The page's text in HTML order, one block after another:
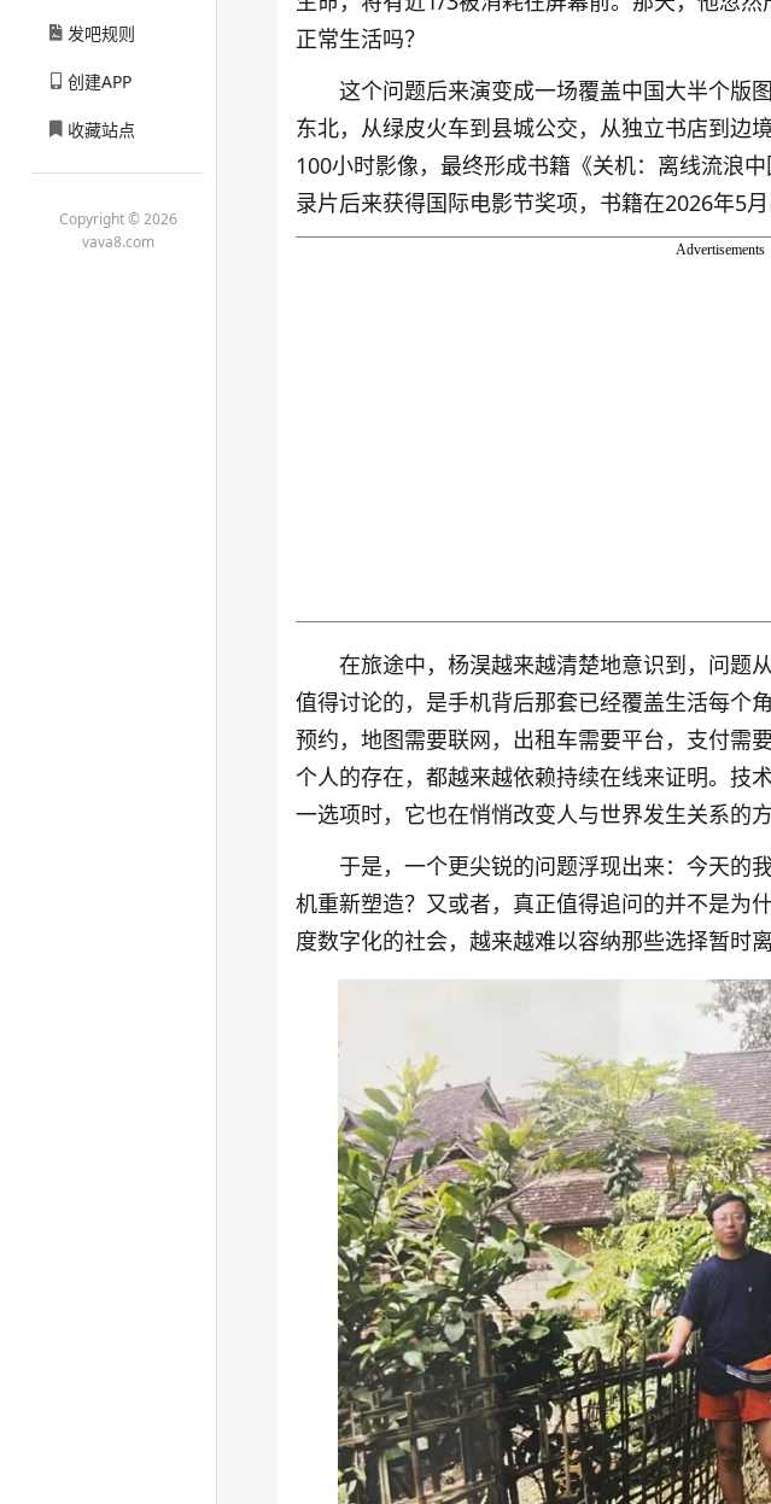
发吧规则
创建APP
收藏站点
Copyright © 2026
vava8.com
正常生活吗？
这个问题后来演变成一场覆盖中国大半个版
东北，从绿皮火车到县城公交，从独立书店到边
100小时影像，最终形成书籍《关机：离线流浪
录片后来获得国际电影节奖项，书籍在2026年5
Advertisements
在旅途中，杨淏越来越清楚地意识到，问题
值得讨论的，是手机背后那套已经覆盖生活每个
预约，地图需要联网，出租车需要平台，支付需
个人的存在，都越来越依赖持续在线来证明。技
一选项时，它也在悄悄改变人与世界发生关系的方
于是，一个更尖锐的问题浮现出来：今天的
机重新塑造？又或者，真正值得追问的并不是为
度数字化的社会，越来越难以容纳那些选择暂时